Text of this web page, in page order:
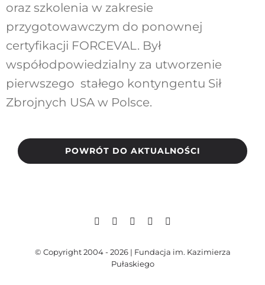
oraz szkolenia w zakresie
przygotowawczym do ponownej
certyfikacji FORCEVAL. Był
współodpowiedzialny za utworzenie
pierwszego stałego kontyngentu Sił
Zbrojnych USA w Polsce.
POWRÓT DO AKTUALNOŚCI
© Copyright 2004 - 2026 | Fundacja im. Kazimierza
Pułaskiego